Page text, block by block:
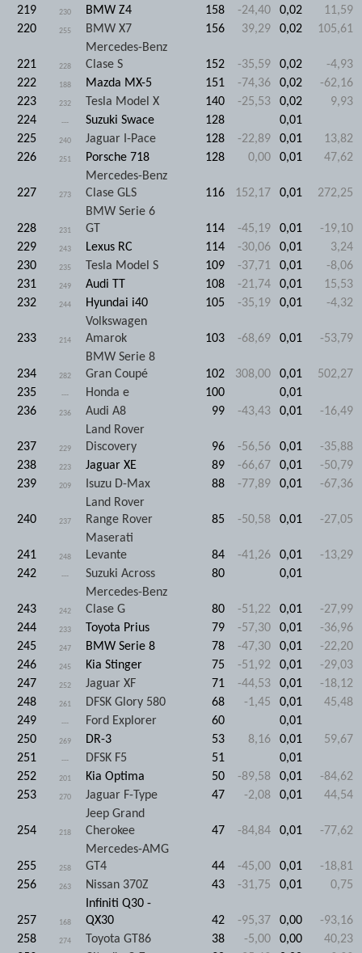
219
230 BMW Z4 158 -24,40 0,02
11,59
220
255 BMW X7 156 39,29 0,02 105,61
221 228
Mercedes-Benz
Clase S
152 -35,59 0,02
-4,93
222
188 Mazda MX-5 151 -74,36 0,02
-62,16
223
232 Tesla Model X 140 -25,53 0,02
9,93
224
--- Suzuki Swace 128
0,01
225
240 Jaguar I-Pace 128 -22,89 0,01
13,82
226
251 Porsche 718 128 0,00 0,01 47,62
227 273
Mercedes-Benz
Clase GLS
116 152,17 0,01 272,25
228 231
BMW Serie 6
GT
114 -45,19 0,01
-19,10
229
243 Lexus RC 114 -30,06 0,01
3,24
230
235 Tesla Model S 109 -37,71 0,01
-8,06
231
249 Audi TT 108 -21,74 0,01
15,53
232
244 Hyundai i40 105 -35,19 0,01 -4,32
233 214
Volkswagen
Amarok
103 -68,69 0,01 -53,79
234 282
BMW Serie 8
Gran Coupé
102 308,00 0,01
502,27
235
--- Honda e 100
0,01
236
236 Audi A8 99 -43,43 0,01 -16,49
237 229
Land Rover
Discovery
96 -56,56 0,01
-35,88
238
223 Jaguar XE 89 -66,67 0,01
-50,79
239
209 Isuzu D-Max 88 -77,89 0,01 -67,36
240 237
Land Rover
Range Rover
85 -50,58 0,01 -27,05
241 248
Maserati
Levante
84 -41,26 0,01
-13,29
242
--- Suzuki Across 80 0,01
243 242
Mercedes-Benz
Clase G
80 -51,22 0,01
-27,99
244
233 Toyota Prius 79 -57,30 0,01
-36,96
245
247 BMW Serie 8 78 -47,30 0,01
-22,20
246
245 Kia Stinger 75 -51,92 0,01
-29,03
247
252 Jaguar XF 71 -44,53 0,01
-18,12
248
261 DFSK Glory 580 68 -1,45 0,01
45,48
249
--- Ford Explorer 60
0,01
250
269 DR-3 53 8,16 0,01
59,67
251
--- DFSK F5 51
0,01
252
201 Kia Optima 50 -89,58 0,01
-84,62
253
270 Jaguar F-Type 47 -2,08 0,01 44,54
254 218
Jeep Grand
Cherokee
47 -84,84 0,01 -77,62
255 258
Mercedes-AMG
GT4
44 -45,00 0,01
-18,81
256
263 Nissan 370Z 43 -31,75 0,01 0,75
257 168
Infiniti Q30 -
QX30
42 -95,37 0,00
-93,16
258
274 Toyota GT86 38 -5,00 0,00
40,23